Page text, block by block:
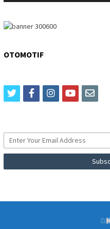
OTOMOTIF
twitterfacebookinstagram
youtubeemail